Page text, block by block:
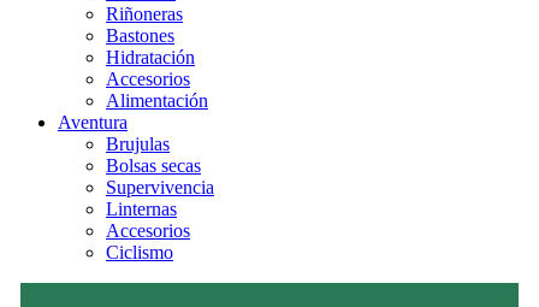
Riñoneras
Bastones
Hidratación
Accesorios
Alimentación
Aventura
Brujulas
Bolsas secas
Supervivencia
Linternas
Accesorios
Ciclismo